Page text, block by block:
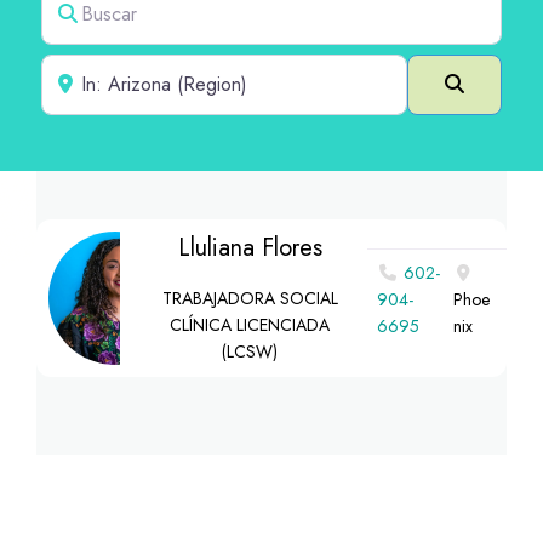
Cerca de
Buscar
Lluliana Flores
TRABAJADORA SOCIAL
CLÍNICA LICENCIADA
(LCSW)
602-
904-
6695
Phoe
nix